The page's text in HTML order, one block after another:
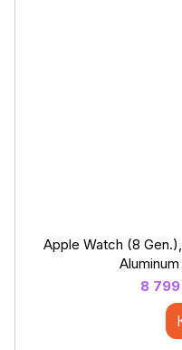
Apple Watch (8 Gen.),
8 799